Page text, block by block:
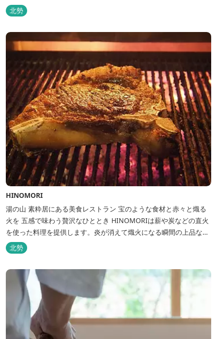
ィラをつくりました。現代美術・工芸・古美術・アンティークをし
つらえた空間は、 とびきり居心地が良い美術館のよう。次はあのヴ
ィラで素材とアートに触れたい。 そんな滞在の楽しみが広がりま
す。 「そ...
北勢
HINOMORI
湯の山 素粋居にある美食レストラン 宝のような食材と赤々と熾る
火を 五感で味わう贅沢なひととき HINOMORIは薪や炭などの直火
を使った料理を提供します。炎が消えて熾火になる瞬間の上品な香
りを海産物にまとわせたり、熟成させた上質な牛肉を塊でじっくり
とローストしたり。炎が生み出す味わいの繊細さと豪快さをコース
でお楽しみください。料理監修は、フランスで活躍するシェフ・手
島竜司。探...
北勢